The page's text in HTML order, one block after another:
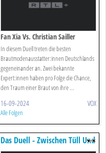
Fan Xia Vs. Christian Sailler
In diesem Duell treten die besten
Brautmodenausstatter:innen Deutschlands
gegeneinander an. Zwei bekannte
Expert:innen haben pro Folge die Chance,
den Traum einer Braut von ihre ...
16-09-2024 VOX
Alle Folgen
Das Duell - Zwischen Tüll Und
Tränen